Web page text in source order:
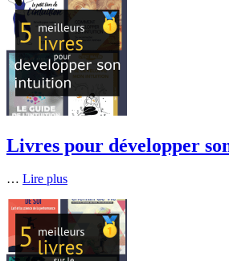
Livres pour développer
… Lire plus